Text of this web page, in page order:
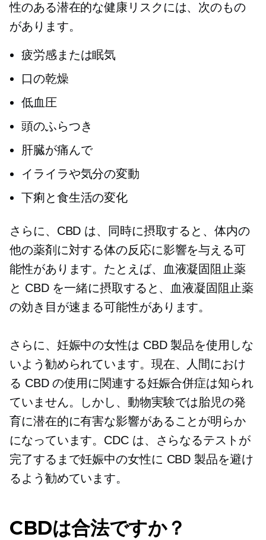
性のある潜在的な健康リスクには、次のもの
があります。
疲労感または眠気
口の乾燥
低血圧
頭のふらつき
肝臓が痛んで
イライラや気分の変動
下痢と食生活の変化
さらに、CBD は、同時に摂取すると、体内の
他の薬剤に対する体の反応に影響を与える可
能性があります。たとえば、血液凝固阻止薬
と CBD を一緒に摂取すると、血液凝固阻止薬
の効き目が速まる可能性があります。
さらに、妊娠中の女性は CBD 製品を使用しな
いよう勧められています。現在、人間におけ
る CBD の使用に関連する妊娠合併症は知られ
ていません。しかし、動物実験では胎児の発
育に潜在的に有害な影響があることが明らか
になっています。CDC は、さらなるテストが
完了するまで妊娠中の女性に CBD 製品を避け
るよう勧めています。
CBDは合法ですか？